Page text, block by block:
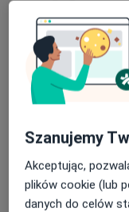
Bezpieczne płatności
lek. Izabela
Pediatra·Więcej
51 opinii
Szanujemy
Akceptując,
plików cookie (lub
danych do celów